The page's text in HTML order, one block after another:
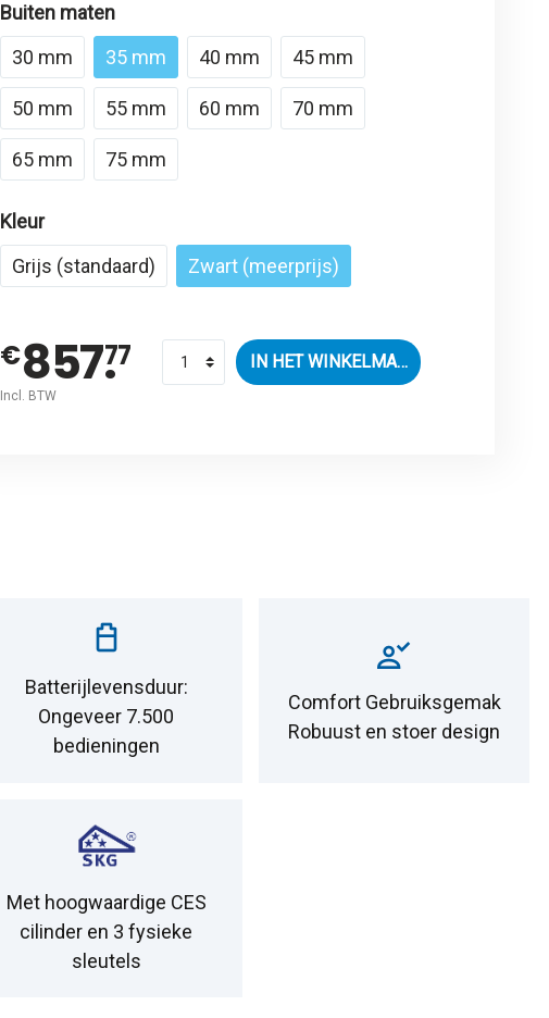
Buiten maten
30 mm
35 mm 40 mm 45 mm
50 mm 55 mm 60 mm 70 mm
65 mm 75 mm
Kleur
Grijs (standaard)
Zwart (meerprijs)
€857.77
Incl. BTW
IN HET WINKELMANDJE
Batterijlevensduur:
Ongeveer 7.500
bedieningen
Comfort Gebruiksgemak
Robuust en stoer design
Met hoogwaardige CES
cilinder en 3 fysieke
sleutels